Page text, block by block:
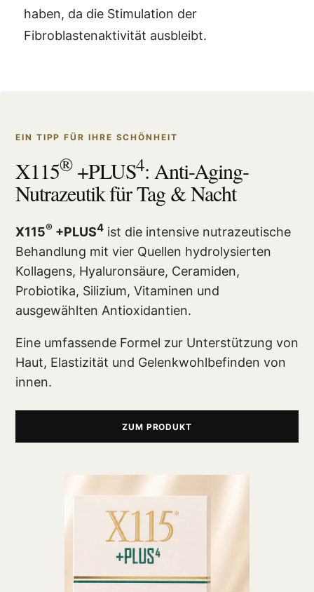
haben, da die Stimulation der
Fibroblastenaktivität ausbleibt.
EIN TIPP FÜR IHRE SCHÖNHEIT
X115®+PLUS4: Anti-Aging-
Nutrazeutik für Tag & Nacht
X115® +PLUS4 ist die intensive nutrazeutische
Behandlung mit vier Quellen hydrolysierten
Kollagens, Hyaluronsäure, Ceramiden,
Probiotika, Silizium, Vitaminen und
ausgewählten Antioxidantien.
Eine umfassende Formel zur Unterstützung von
Haut, Elastizität und Gelenkwohlbefinden von
innen.
ZUM PRODUKT